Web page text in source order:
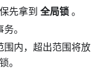
先拿到 全局锁。
。
围内，超出范围将放
。